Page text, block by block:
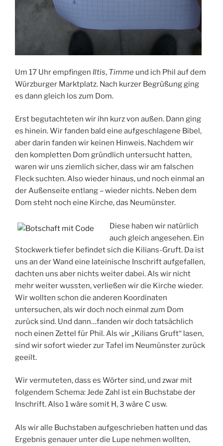
Um 17 Uhr empfingen Iltis, Timme und ich Phil auf dem
Würzburger Marktplatz. Nach kurzer Begrüßung ging
es dann gleich los zum Dom.
Erst begutachteten wir ihn kurz von außen. Dann ging
es hinein. Wir fanden bald eine aufgeschlagene Bibel,
aber darin fanden wir keinen Hinweis. Nachdem wir
den kompletten Dom gründlich untersucht hatten,
waren wir uns ziemlich sicher, dass wir am falschen
Fleck suchten. Also wieder hinaus, und noch einmal an
der Außenseite entlang – wieder nichts. Neben dem
Dom steht noch eine Kirche, das Neumünster.
Diese haben wir natürlich
auch gleich angesehen. Ein
Stockwerk tiefer befindet sich die Kilians-Gruft. Da ist
uns an der Wand eine lateinische Inschrift aufgefallen,
dachten uns aber nichts weiter dabei. Als wir nicht
mehr weiter wussten, verließen wir die Kirche wieder.
Wir wollten schon die anderen Koordinaten
untersuchen, als wir doch noch einmal zum Dom
zurück sind. Und dann…fanden wir doch tatsächlich
noch einen Zettel für Phil. Als wir „Kilians Gruft“ lasen,
sind wir sofort wieder zur Tafel im Neumünster zurück
geeilt.
Wir vermuteten, dass es Wörter sind, und zwar mit
folgendem Schema: Jede Zahl ist ein Buchstabe der
Inschrift. Also 1 wäre somit H, 3 wäre C usw.
Als wir alle Buchstaben aufgeschrieben hatten und das
Ergebnis genauer unter die Lupe nehmen wollten,